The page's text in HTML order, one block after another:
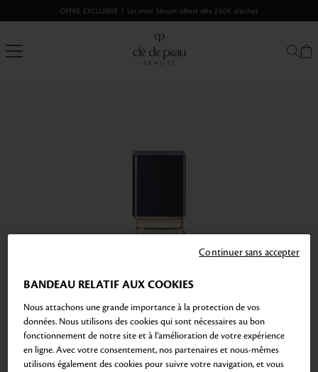
OFFRE EXCLUSIVE | Un mini Sérum offert dès 250€ d'achat
de
Peau
BANDEAU RELATIF AUX COOKIES
Nous attachons une grande importance à la protection de vos
données. Nous utilisons des cookies qui sont nécessaires au bon
fonctionnement de notre site et à l’amélioration de votre expérience
en ligne. Avec votre consentement, nos partenaires et nous-mêmes
utilisons également des cookies pour suivre votre navigation, et vous
Continuer sans accepter